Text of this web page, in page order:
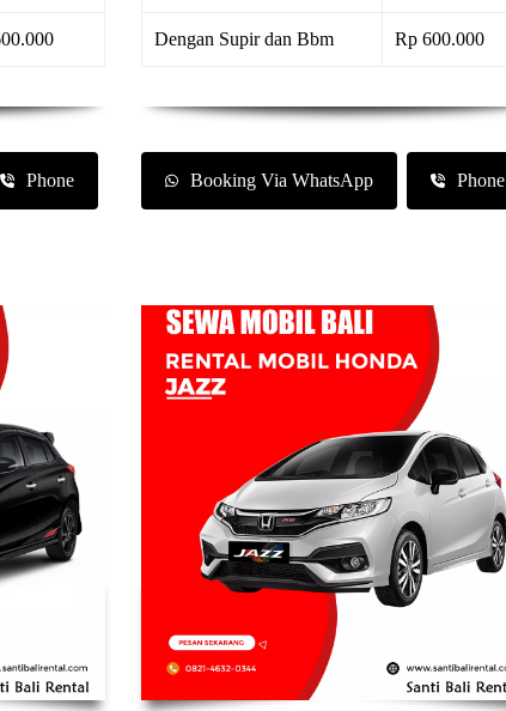
Phone
Dengan Supir dan Bbm Rp 600.000
Booking Via WhatsApp Phone